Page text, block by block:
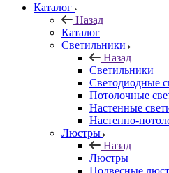
Каталог
Назад
Каталог
Светильники
Назад
Светильники
Светодиодные
Потолочные
Настенные
Настенно-
Люстры
Назад
Люстры
Подвесные